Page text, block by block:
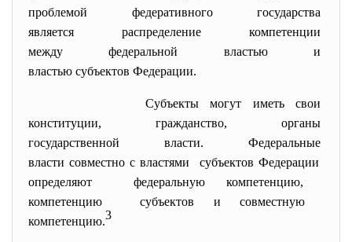
проблемой федеративного государства
является распределение компетенции
между федеральной властью и
властью субъектов Федерации.
Субъекты могут иметь свои
конституции, гражданство, органы
государственной власти. Федеральные
власти совместно с властями субъектов Федерации
определяют федеральную компетенцию,
компетенцию субъектов и совместную
компетенцию.3